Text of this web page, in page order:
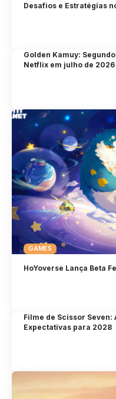
Desafios e Estratégias
Golden Kamuy:
Netflix em julho de 2026
GAMES
HoYoverse Lança Beta
Filme de Scissor
Expectativas para 2028